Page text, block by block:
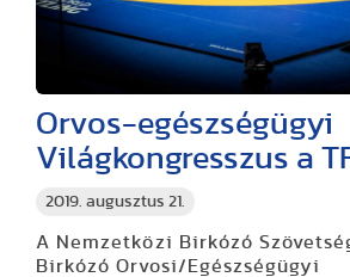
2019. augusztus 21.
Orvos-egészségügyi
Világkongresszus a
A Nemzetközi Birkózó
Birkózó Orvosi/Egészségügyi